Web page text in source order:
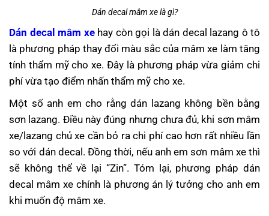
Dán decal mâm xe là gì?
Dán decal mâm xehay còn gọi là dán decal lazang ô tô
là phương pháp thay đổi màu sắc của mâm xe làm tăng
tính thẩm mỹ cho xe. Đây là phương pháp vừa giảm chi
phí vừa tạo điểm nhấn thẩm mỹ cho xe.
Một số anh em cho rằng dán lazang không bền bằng
sơn lazang. Điều này đúng nhưng chưa đủ, khi sơn mâm
xe/lazang chủ xe cần bỏ ra chi phí cao hơn rất nhiều lần
so với dán decal. Đồng thời, nếu anh em sơn mâm xe thì
sẽ không thể về lại “Zin”. Tóm lại, phương pháp dán
decal mâm xe chính là phương án lý tưởng cho anh em
khi muốn độ mâm xe.